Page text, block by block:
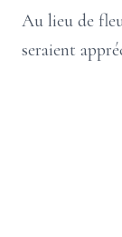
Au lieu de
seraient